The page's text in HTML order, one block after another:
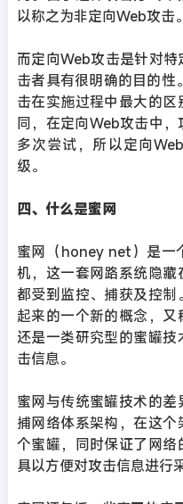
以称之为非定向Web攻击。
而定向Web攻击是针对
击者具有很明确的目的
击在实施过程中最大的
同，在定向Web攻击中，
多次尝试，所以定向
级。
四、什么是蜜网
蜜网（honey net）是一
机，这一套网路系统隐
都受到监控、捕获及控
起来的一个新的概念，
还是一类研究型的蜜罐
击信息。
蜜网与传统蜜罐技术的
捕网络体系架构，在这
个蜜罐，同时保证了网
具以方便对攻击信息进行